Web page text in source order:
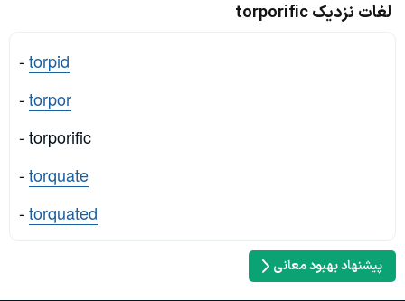
لغات نزدیک torporific
-torpid
-torpor
- torporific
-torquate
-torquated
پیشنهاد بهبود معانی